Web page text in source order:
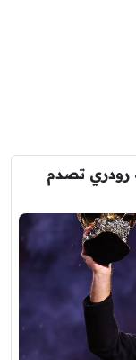
رودري تصدم